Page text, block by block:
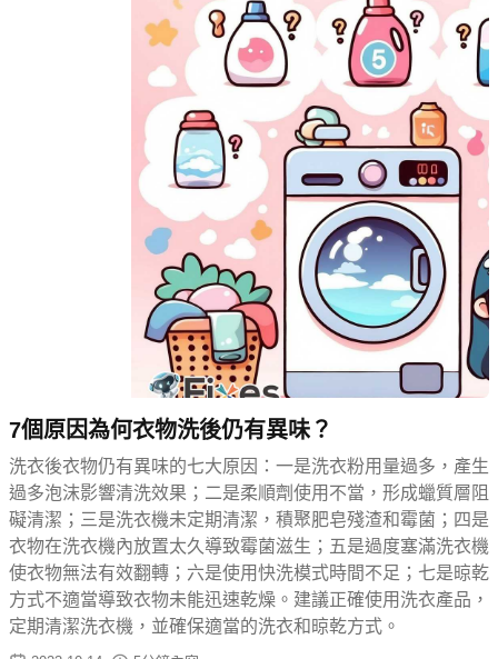
7個原因為何衣物洗後仍有異味？
洗衣後衣物仍有異味的七大原因：一是洗衣粉用量過多，產生
過多泡沫影響清洗效果；二是柔順劑使用不當，形成蠟質層阻
礙清潔；三是洗衣機未定期清潔，積聚肥皂殘渣和霉菌；四是
衣物在洗衣機內放置太久導致霉菌滋生；五是過度塞滿洗衣機
使衣物無法有效翻轉；六是使用快洗模式時間不足；七是晾乾
方式不適當導致衣物未能迅速乾燥。建議正確使用洗衣產品，
定期清潔洗衣機，並確保適當的洗衣和晾乾方式。